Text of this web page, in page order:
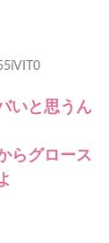
いと思うん
らグロース